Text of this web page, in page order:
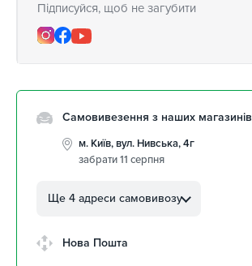
Підписуйся, щоб не загубити
Самовивезення з наших магазинів
м. Київ, вул. Нивська, 4г
забрати 11 серпня
Автолюбителів, 8а
Клинцівський авторинок
Ще 4 адреси самовивозу
Нова Пошта